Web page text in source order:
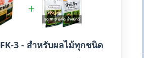
+
3 - สำหรับผลไม้ทุกชนิด